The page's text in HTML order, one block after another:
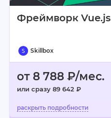
Фреймворк Vue.js
Skillbox
от 8 788 ₽/мес.
или сразу 89 642 ₽